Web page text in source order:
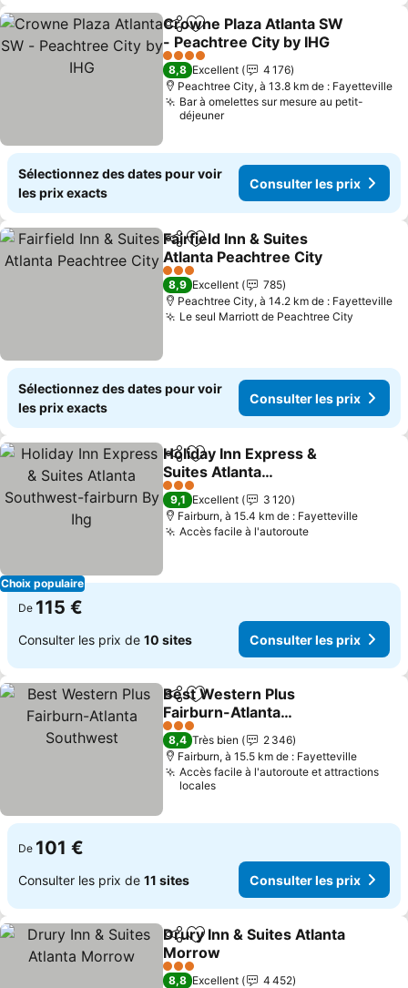
PartagerAjouter à mes favoris
Crowne Plaza Atlanta SW
- Peachtree City by IHG
Consulter les prix
4 Étoiles
8,8 Excellent
4 176
Peachtree City, à 13.8 km de : Fayetteville
Bar à omelettes sur mesure au petit-
déjeuner
Sélectionnez des dates pour voir
les prix exacts
Consulter les prix
PartagerAjouter à mes favoris
Fairfield Inn & Suites
Atlanta Peachtree City
Consulter les prix
3 Étoiles
8,9 Excellent
785
Peachtree City, à 14.2 km de : Fayetteville
Le seul Marriott de Peachtree City
Sélectionnez des dates pour voir
les prix exacts
Consulter les prix
Choix populaire
PartagerAjouter à mes favoris
Holiday Inn Express &
Suites Atlanta
Southwest-fairburn By
Ihg
Consulter les prix
3 Étoiles
9,1 Excellent
3 120
Fairburn, à 15.4 km de : Fayetteville
Accès facile à l'autorouteConsulter les
De 115 €
Consulter les prix de 10 sites Consulter les prix
PartagerAjouter à mes favoris
Best Western Plus
Fairburn-Atlanta
Southwest
Consulter les prix
3 Étoiles
8,4 Très bien
2 346
Fairburn, à 15.5 km de : Fayetteville
Accès facile à l'autoroute et attractions
locales
De 101 €
Consulter les prix de 11 sites Consulter les prix
PartagerAjouter à mes favoris
Drury Inn & Suites Atlanta
Morrow
Consulter les prix
3 Étoiles
8,8 Excellent
4 452